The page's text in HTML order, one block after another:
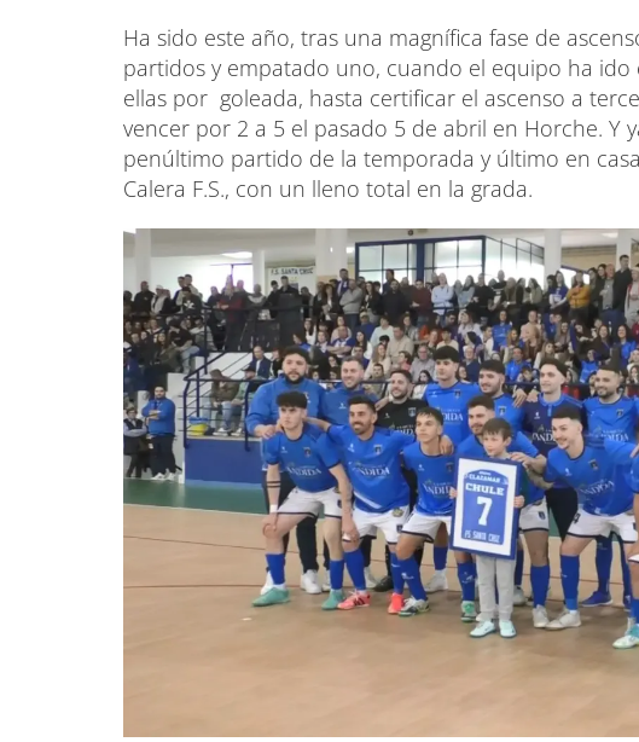
Ha sido este año, tras una magnífica fase de
partidos y empatado uno, cuando el equipo ha
ellas por goleada, hasta certificar el ascenso a
vencer por 2 a 5 el pasado 5 de abril en Horche. Y
penúltimo partido de la temporada y último en
Calera F.S., con un lleno total en la grada.